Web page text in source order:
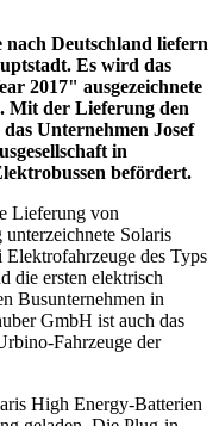
Deutschland liefern
Es wird das
2017" ausgezeichnete
Mit der Lieferung den
Unternehmen Josef
in
befördert.
Lieferung von
Solaris
des Typs
die ersten elektrisch
Busunternehmen in
GmbH ist auch das
Fahrzeuge der
High Energy-Batterien